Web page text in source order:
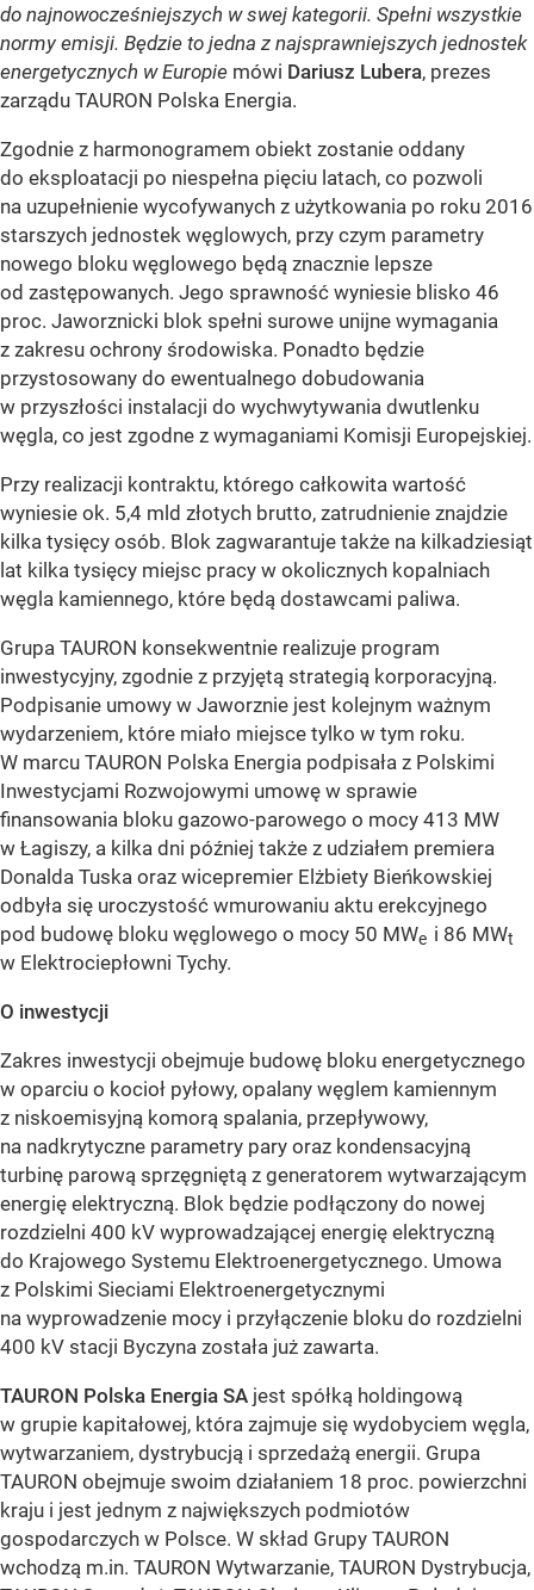
do najnowocześniejszych w swej kategorii. Spełni wszystkie
normy emisji. Będzie to jedna z najsprawniejszych jednostek
energetycznych w Europie mówi Dariusz Lubera, prezes
zarządu TAURON Polska Energia.
Zgodnie z harmonogramem obiekt zostanie oddany
do eksploatacji po niespełna pięciu latach, co pozwoli
na uzupełnienie wycofywanych z użytkowania po roku 2016
starszych jednostek węglowych, przy czym parametry
nowego bloku węglowego będą znacznie lepsze
od zastępowanych. Jego sprawność wyniesie blisko 46
proc. Jaworznicki blok spełni surowe unijne wymagania
z zakresu ochrony środowiska. Ponadto będzie
przystosowany do ewentualnego dobudowania
w przyszłości instalacji do wychwytywania dwutlenku
węgla, co jest zgodne z wymaganiami Komisji Europejskiej.
Przy realizacji kontraktu, którego całkowita wartość
wyniesie ok. 5,4 mld złotych brutto, zatrudnienie znajdzie
kilka tysięcy osób. Blok zagwarantuje także na kilkadziesiąt
lat kilka tysięcy miejsc pracy w okolicznych kopalniach
węgla kamiennego, które będą dostawcami paliwa.
Grupa TAURON konsekwentnie realizuje program
inwestycyjny, zgodnie z przyjętą strategią korporacyjną.
Podpisanie umowy w Jaworznie jest kolejnym ważnym
wydarzeniem, które miało miejsce tylko w tym roku.
W marcu TAURON Polska Energia podpisała z Polskimi
Inwestycjami Rozwojowymi umowę w sprawie
finansowania bloku gazowo-parowego o mocy 413 MW
w Łagiszy, a kilka dni później także z udziałem premiera
Donalda Tuska oraz wicepremier Elżbiety Bieńkowskiej
odbyła się uroczystość wmurowaniu aktu erekcyjnego
pod budowę bloku węglowego o mocy 50 MWe i 86 MWt
w Elektrociepłowni Tychy.
O inwestycji
Zakres inwestycji obejmuje budowę bloku energetycznego
w oparciu o kocioł pyłowy, opalany węglem kamiennym
z niskoemisyjną komorą spalania, przepływowy,
na nadkrytyczne parametry pary oraz kondensacyjną
turbinę parową sprzęgniętą z generatorem wytwarzającym
energię elektryczną. Blok będzie podłączony do nowej
rozdzielni 400 kV wyprowadzającej energię elektryczną
do Krajowego Systemu Elektroenergetycznego. Umowa
z Polskimi Sieciami Elektroenergetycznymi
na wyprowadzenie mocy i przyłączenie bloku do rozdzielni
400 kV stacji Byczyna została już zawarta.
TAURON Polska Energia SA jest spółką holdingową
w grupie kapitałowej, która zajmuje się wydobyciem węgla,
wytwarzaniem, dystrybucją i sprzedażą energii. Grupa
TAURON obejmuje swoim działaniem 18 proc. powierzchni
kraju i jest jednym z największych podmiotów
gospodarczych w Polsce. W skład Grupy TAURON
wchodzą m.in. TAURON Wytwarzanie, TAURON Dystrybucja,